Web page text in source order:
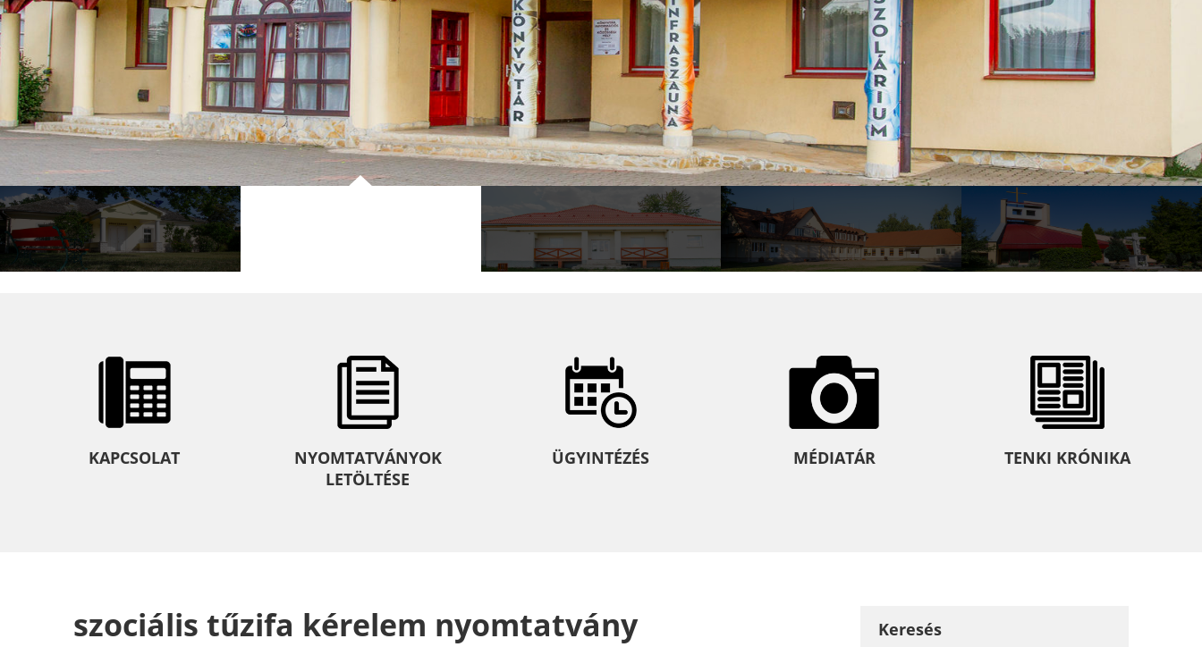
KAPCSOLAT
NYOMTATVÁNYOK
LETÖLTÉSE
ÜGYINTÉZÉS MÉDIATÁR TENKI KRÓNIKA
szociális tűzifa kérelem nyomtatvány Keresés